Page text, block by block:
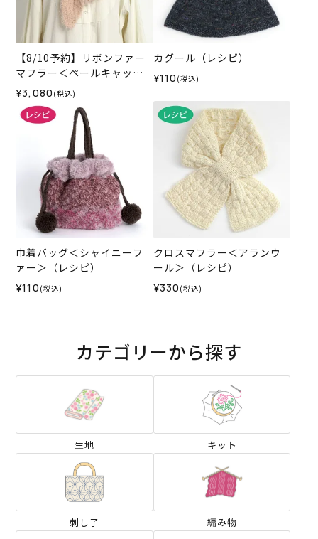
【8/10予約】リボンファー
マフラー＜ペールキャット0
2P＞（編み物 材料セット）
¥3,080 (税込)
カグール（レシピ）
¥110 (税込)
巾着バッグ＜シャイニーフ
ァー＞（レシピ）
¥110 (税込)
クロスマフラー＜アランウ
ール＞（レシピ）
¥330 (税込)
カテゴリーから探す
生地 キット
刺し子 編み物